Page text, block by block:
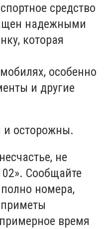
средство
надежными
которая
особенно
и другие
и осторожны.
не
Сообщайте
номера,
время